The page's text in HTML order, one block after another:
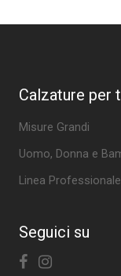
Calzature per
Misure Grandi
Uomo, Donna e
Linea
Seguici su